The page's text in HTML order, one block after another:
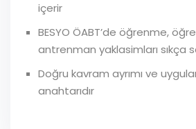
içerir
BESYO ÖABT’de öğrenme,
antrenman yaklasimları sıkça
Doğru kavram ayrımı ve
anahtarıdır